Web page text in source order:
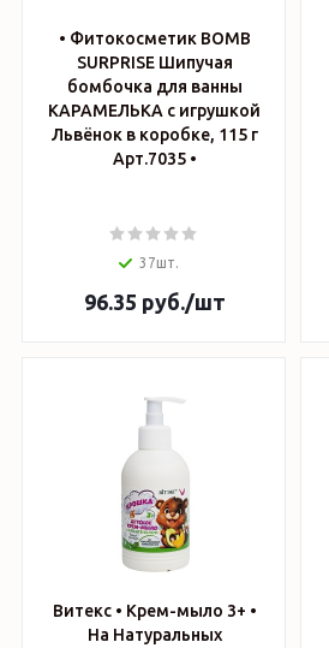
• Фитокосметик BOMB
SURPRISE Шипучая
бомбочка для ванны
КАРАМЕЛЬКА с игрушкой
Львёнок в коробке, 115 г
Арт.7035 •
37шт.
96.35 руб./шт
Витекс • Крем-мыло 3+ •
На Натуральных